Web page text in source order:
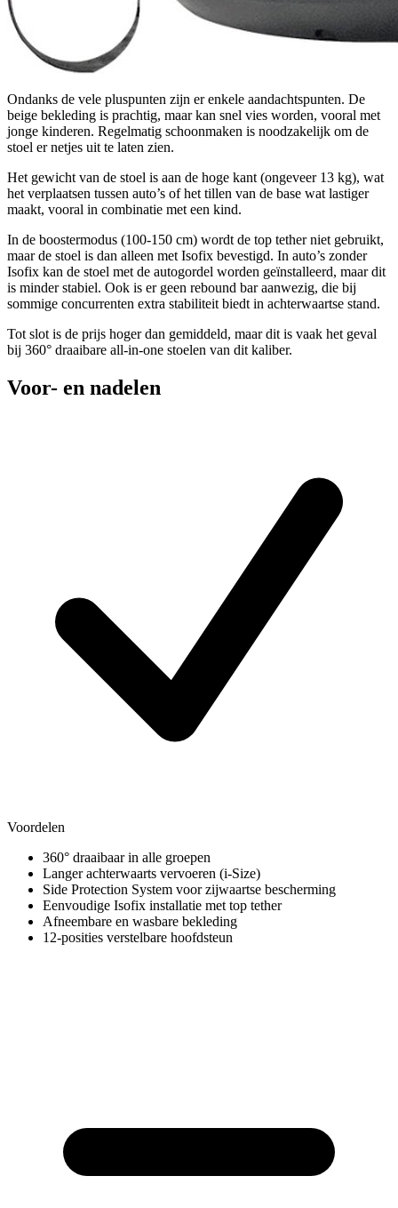
Ondanks de vele pluspunten zijn er enkele aandachtspunten. De
beige bekleding is prachtig, maar kan snel vies worden, vooral met
jonge kinderen. Regelmatig schoonmaken is noodzakelijk om de
stoel er netjes uit te laten zien.
Het gewicht van de stoel is aan de hoge kant (ongeveer 13 kg), wat
het verplaatsen tussen auto’s of het tillen van de base wat lastiger
maakt, vooral in combinatie met een kind.
In de boostermodus (100-150 cm) wordt de top tether niet gebruikt,
maar de stoel is dan alleen met Isofix bevestigd. In auto’s zonder
Isofix kan de stoel met de autogordel worden geïnstalleerd, maar dit
is minder stabiel. Ook is er geen rebound bar aanwezig, die bij
sommige concurrenten extra stabiliteit biedt in achterwaartse stand.
Tot slot is de prijs hoger dan gemiddeld, maar dit is vaak het geval
bij 360° draaibare all-in-one stoelen van dit kaliber.
Voor- en nadelen
Voordelen
360° draaibaar in alle groepen
Langer achterwaarts vervoeren (i-Size)
Side Protection System voor zijwaartse bescherming
Eenvoudige Isofix installatie met top tether
Afneembare en wasbare bekleding
12-posities verstelbare hoofdsteun